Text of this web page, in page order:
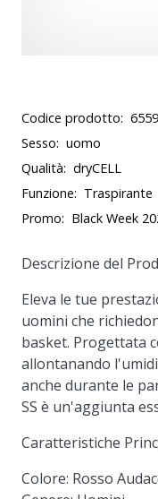
Codice prodotto:
Sesso: uomo
Qualità: dryCELL
Funzione: Traspirante
Promo: Black Week
Descrizione del
Eleva le tue
uomini che
basket. Progettata
allontanando
anche durante le
SS è un'aggiunta
Caratteristiche
Colore: Rosso